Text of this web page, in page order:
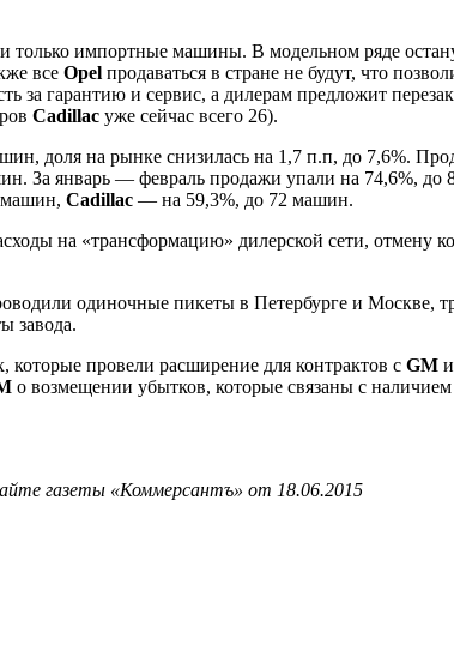
только импортные машины. В модельном ряде
все Opel продаваться в стране не будут, что
за гарантию и сервис, а дилерам предложит
Cadillac уже сейчас всего 26).
доля на рынке снизилась на 1,7 п.п, до 7,6%.
За январь — февраль продажи упали на 74,6%, до
Cadillac — на 59,3%, до 72 машин.
на «трансформацию» дилерской сети, отмену
одиночные пикеты в Петербурге и Москве,
завода.
провели расширение для контрактов с GM
о возмещении убытков, которые связаны с
газеты «Коммерсантъ» от 18.06.2015